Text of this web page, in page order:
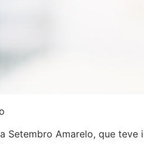
Setembro Amarelo, que